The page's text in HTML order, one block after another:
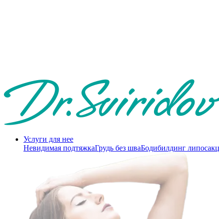
Услуги для нее
Невидимая подтяжкаГрудь без шваБодибилдинг